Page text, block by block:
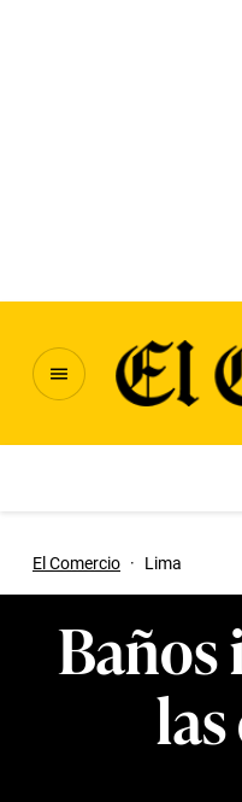
El Comercio · Lima
Baños